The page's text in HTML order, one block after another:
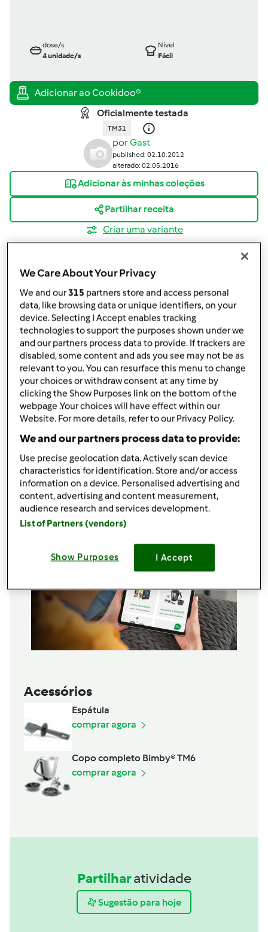
dose/s
4unidade/s
Nível
Fácil
Oficialmente testada
TM31
porGast
published: 02.10.2012
alterado: 02.05.2016
Adicionar às minhas coleções
Partilhar receita
Criar uma variante
Ingredientes
Fogaças de Alcochete
120gManteiga derretida
130g leite
250gaçúcar amarelo
1limão (casca, só a parte amarela)
500g farinha tipo 65
1c. sopade canela
1ovo
Adicionar à lista de compras
Acessórios
Espátula
comprar agora
Copo completo Bimby® TM6
comprar agora
Partilharatividade
Sugestão para hoje
We Care About Your Privacy
We and our315 partners store and access personal
data, like browsing data or unique identifiers, on your
device. Selecting I Accept enables tracking
technologies to support the purposes shown under we
and our partners process data to provide. If trackers are
disabled, some content and ads you see may not be as
relevant to you. You can resurface this menu to change
your choices or withdraw consent at any time by
clicking the Show Purposes link on the bottom of the
webpage .Your choices will have effect within our
Website. For more details, refer to our Privacy Policy.
We and our partners process data to provide:
Use precise geolocation data. Actively scan device
characteristics for identification. Store and/or access
information on a device. Personalised advertising and
content, advertising and content measurement,
audience research and services development.
List of Partners (vendors)
Show Purposes I Accept